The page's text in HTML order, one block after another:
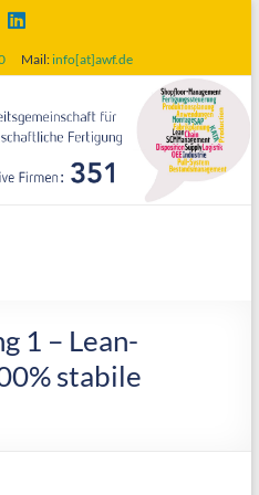
Mail:info[at]awf.de
1 – Lean-
stabile